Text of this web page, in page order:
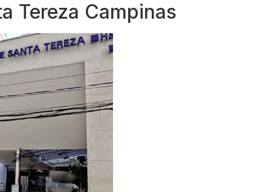
Tereza Campinas